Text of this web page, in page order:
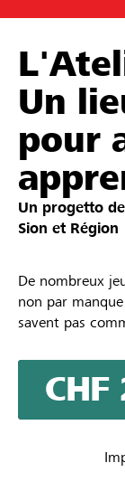
DE FR IT
Un
pour
Un progetto
Sion et Région
De nombreux
non par
savent pas
scolaire 2026-
afin de les
pouvoir aller
nous
CHF